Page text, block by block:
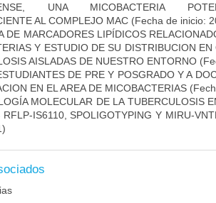
UNA MICOBACTERIA
AL COMPLEJO MAC (Fecha de inicio:
DE MARCADORES LIPÍDICOS
Y ESTUDIO DE SU DISTRIBUCION
AISLADAS DE NUESTRO ENTORNO
DE PRE Y POSGRADO Y A
EN EL AREA DE MICOBACTERIAS
MOLECULAR DE LA TUBERCULOSIS
RFLP-IS6110, SPOLIGOTYPING Y MIRU-